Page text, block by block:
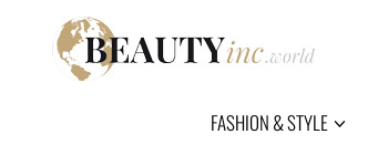
FASHION & STYLE